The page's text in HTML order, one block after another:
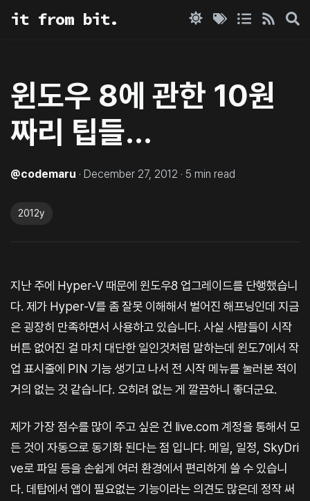
it from bit.
윈도우 8에 관한 10원
짜리 팁들…
@codemaru · December 27, 2012 · 5 min read
2012y
지난 주에 Hyper-V 때문에 윈도우8 업그레이드를 단행했습니
다. 제가 Hyper-V를 좀 잘못 이해해서 벌어진 해프닝인데 지금
은 굉장히 만족하면서 사용하고 있습니다. 사실 사람들이 시작
버튼 없어진 걸 마치 대단한 일인것처럼 말하는데 윈도7에서 작
업 표시줄에 PIN 기능 생기고 나서 전 시작 메뉴를 눌러본 적이
거의 없는 것 같습니다. 오히려 없는 게 깔끔하니 좋더군요.
제가 가장 점수를 많이 주고 싶은 건 live.com 계정을 통해서 모
든 것이 자동으로 동기화 된다는 점 입니다. 메일, 일정, SkyDri
ve로 파일 등을 손쉽게 여러 환경에서 편리하게 쓸 수 있습니
다. 데탑에서 앱이 필요없는 기능이라는 의견도 많은데 정작 써